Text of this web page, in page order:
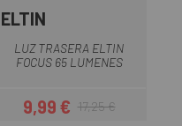
ELTIN
LUZ TRASERA ELTIN
FOCUS 65 LUMENES
Precio
9,99 €Precio regular
17,25 €